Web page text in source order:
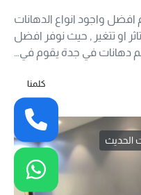
افضل واجود انواع الدهانات
او تتغير , حيث نوفر افضل
دهانات في جدة يقوم في…
الحديث
كلمنا